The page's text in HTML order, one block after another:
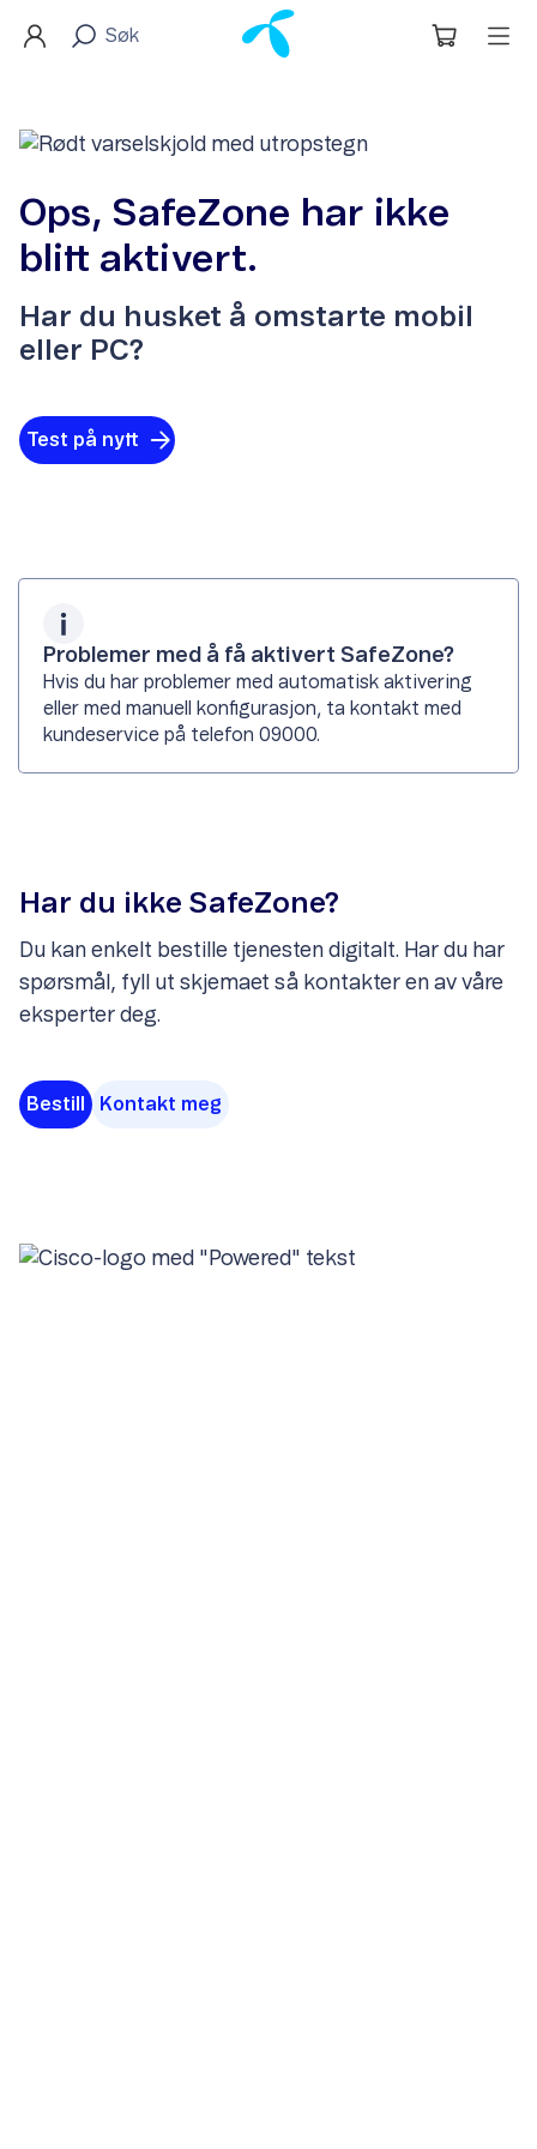
Ops, SafeZone har ikke
blitt aktivert.
Har du husket å omstarte mobil
eller PC?
Test på nytt
Problemer med å få aktivert SafeZone?
Hvis du har problemer med automatisk aktivering
eller med manuell konfigurasjon, ta kontakt med
kundeservice på telefon 09000.
Har du ikke SafeZone?
Du kan enkelt bestille tjenesten digitalt. Har du har
spørsmål, fyll ut skjemaet så kontakter en av våre
eksperter deg.
Bestill Kontakt meg